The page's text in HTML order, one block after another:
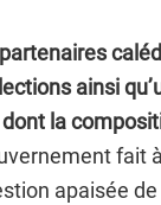
ainsi
la
fait
apaisée